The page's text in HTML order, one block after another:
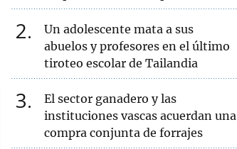
2
Un adolescente mata a sus
abuelos y profesores en el último
tiroteo escolar de Tailandia
3
El sector ganadero y las
instituciones vascas acuerdan una
compra conjunta de forrajes